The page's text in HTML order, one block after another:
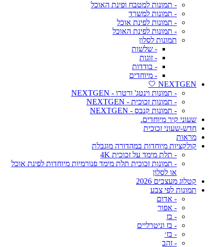
- תמונות למטבח ופינת האוכל
- תמונות למשרד
- תמונות לפינת אוכל
- תמונות לפינת האוכל
תמונות לסלון
- שלשות
- זוגות
- בודדות
- מיוחדים
NEXTGEN 🤍
- תמונות וינטג' ורטרו - NEXTGEN
- תמונות זכוכית - NEXTGEN
- תמונות קנבס - NEXTGEN
שעוני קיר מיוחדים.
חדש-שעוני זכוכית
מראות
קולקציות מיוחדות במהדורה מוגבלת
- תלת מימד על זכוכית 4K
- תמונות זכוכית תלת מימד פנורמיות מיוחדות לפינת אוכל
או לסלון
קטלוג מעצבים 2026
תמונות לפי צבע
- אדום
- אפור
- בז
- בז וניטרליים
- בז׳
- זהב